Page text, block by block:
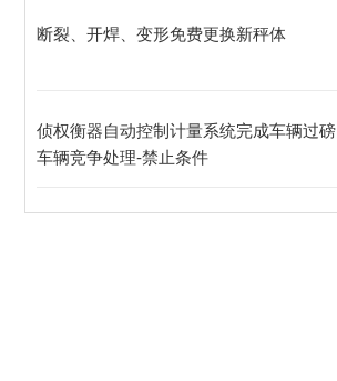
断裂、开焊、变形免费更换新秤体
侦权衡器自动控制计量系统完成车辆过磅
车辆竞争处理-禁止条件